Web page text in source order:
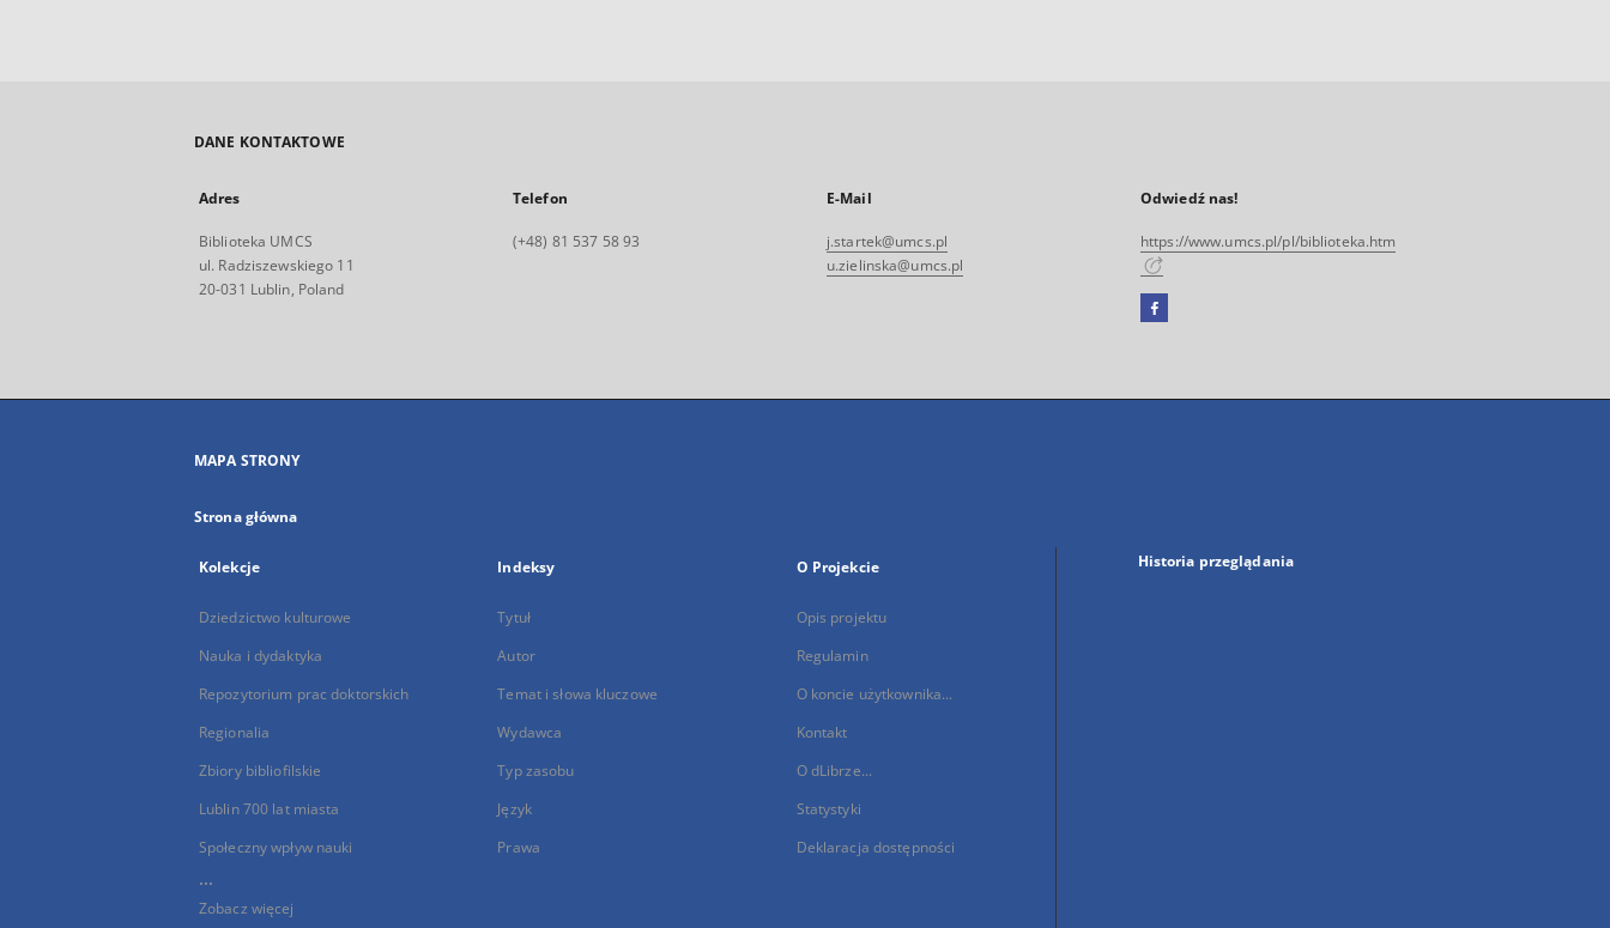
DANE KONTAKTOWE
Adres
Biblioteka UMCS
ul. Radziszewskiego 11
20-031 Lublin, Poland
Telefon
(+48) 81 537 58 93
E-Mail
j.startek@umcs.pl
u.zielinska@umcs.pl
Odwiedź nas!
https://www.umcs.pl/pl/biblioteka.htm
Facebook
się
MAPA STRONY
Strona główna
Kolekcje
Dziedzictwo kulturowe
Nauka i dydaktyka
Repozytorium prac doktorskich
Regionalia
Zbiory bibliofilskie
Lublin 700 lat miasta
Społeczny wpływ nauki
...
Zobacz więcej
Indeksy
Tytuł
Autor
Temat i słowa kluczowe
Wydawca
Typ zasobu
Język
Prawa
O Projekcie
Opis projektu
Regulamin
O koncie użytkownika...
Kontakt
O dLibrze...
Statystyki
Deklaracja dostępności
Historia przeglądania